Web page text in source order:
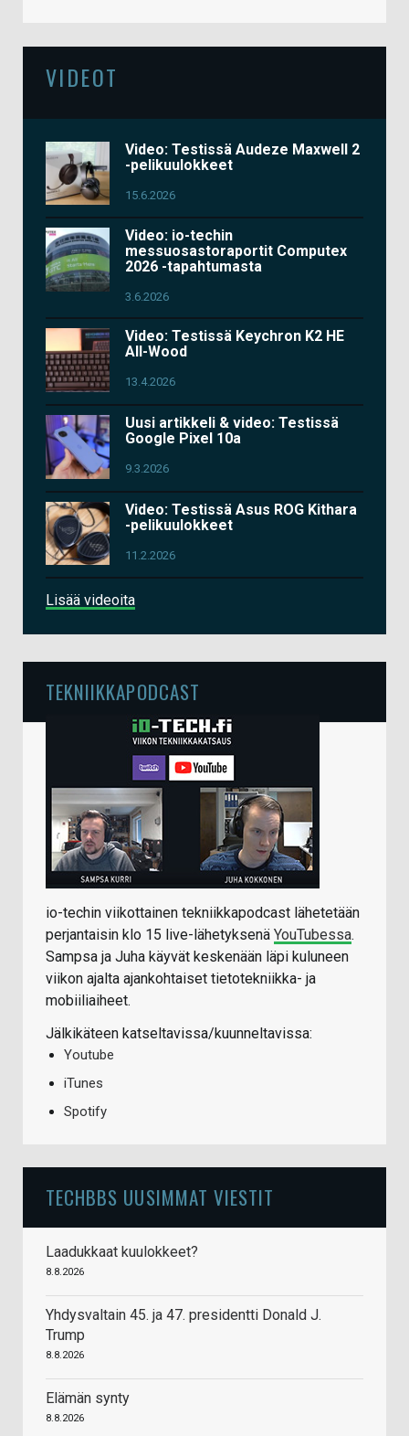
VIDEOT
Video: Testissä Audeze Maxwell 2
-pelikuulokkeet
15.6.2026
Video: io-techin
messuosastoraportit Computex
2026 -tapahtumasta
3.6.2026
Video: Testissä Keychron K2 HE
All-Wood
13.4.2026
Uusi artikkeli & video: Testissä
Google Pixel 10a
9.3.2026
Video: Testissä Asus ROG Kithara
-pelikuulokkeet
11.2.2026
Lisää videoita
TEKNIIKKAPODCAST
io-techin viikottainen tekniikkapodcast lähetetään
perjantaisin klo 15 live-lähetyksenä YouTubessa.
Sampsa ja Juha käyvät keskenään läpi kuluneen
viikon ajalta ajankohtaiset tietotekniikka- ja
mobiiliaiheet.
Jälkikäteen katseltavissa/kuunneltavissa:
Youtube
iTunes
Spotify
TECHBBS UUSIMMAT VIESTIT
Laadukkaat kuulokkeet?
8.8.2026
Yhdysvaltain 45. ja 47. presidentti Donald J.
Trump
8.8.2026
Elämän synty
8.8.2026